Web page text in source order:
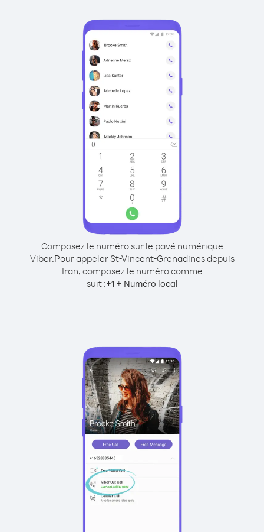
Composez le numéro sur le pavé numérique
Viber.Pour appeler St-Vincent-Grenadines depuis
Iran, composez le numéro comme
suit :+1+ Numéro local